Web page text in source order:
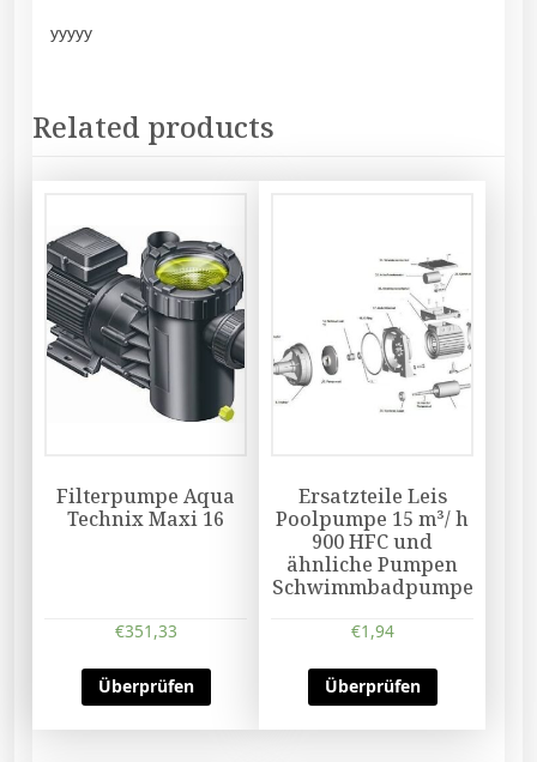
yyyyy
Related products
Filterpumpe Aqua
Technix Maxi 16
€351,33
Überprüfen
Ersatzteile Leis
Poolpumpe 15 m³/ h
900 HFC und
ähnliche Pumpen
Schwimmbadpumpe
€1,94
Überprüfen